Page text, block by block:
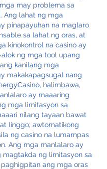
may problema sa
Ang lahat ng mga
pinapayuhan na maglaro
sa lahat ng oras, at
kinokontrol na casino ay
ng mga tool upang
kanilang mga
makakapagsugal nang
halimbawa,
ay maaaring
mga limitasyon sa
nilang tayaan bawat
linggo; awtomatikong
ng casino na lumampas
Ang mga manlalaro ay
magtakda ng limitasyon sa
ang mga oras